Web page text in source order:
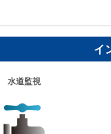
イ
水道監視